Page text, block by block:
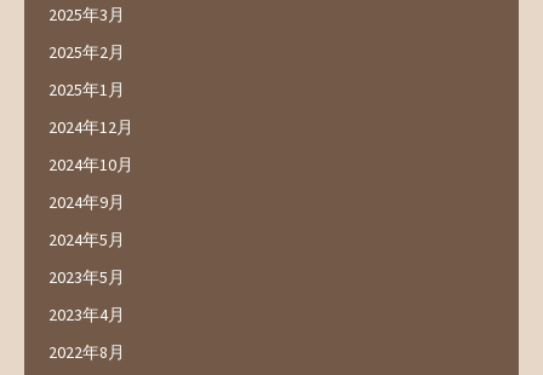
2025年3月
2025年2月
2025年1月
2024年12月
2024年10月
2024年9月
2024年5月
2023年5月
2023年4月
2022年8月